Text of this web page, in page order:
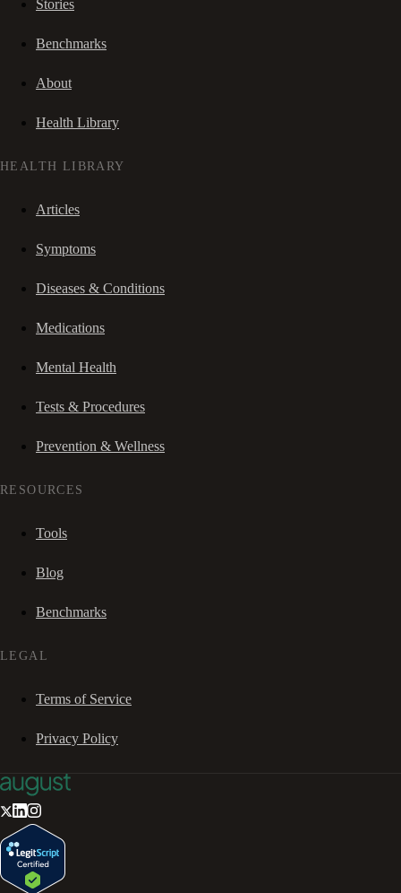
Stories
Benchmarks
About
Health Library
HEALTH LIBRARY
Articles
Symptoms
Diseases & Conditions
Medications
Mental Health
Tests & Procedures
Prevention & Wellness
RESOURCES
Tools
Blog
Benchmarks
LEGAL
Terms of Service
Privacy Policy